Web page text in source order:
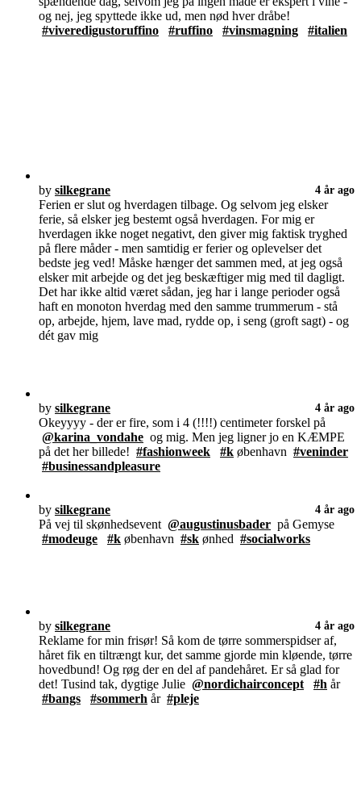
og nej, jeg spyttede ikke ud, men nød hver dråbe!
#viveredigustoruffino
#ruffino #vinsmagning #italien
by silkegrane 4 år ago
Ferien er slut og hverdagen tilbage. Og selvom jeg elsker
ferie, så elsker jeg bestemt også hverdagen. For mig er
hverdagen ikke noget negativt, den giver mig faktisk tryghed
på flere måder - men samtidig er ferier og oplevelser det
bedste jeg ved! Måske hænger det sammen med, at jeg også
elsker mit arbejde og det jeg beskæftiger mig med til dagligt.
Det har ikke altid været sådan, jeg har i lange perioder også
haft en monoton hverdag med den samme trummerum - stå
op, arbejde, hjem, lave mad, rydde op, i seng (groft sagt) - og
dét gav mig
by silkegrane 4 år ago
Okeyyyy - der er fire, som i 4 (!!!!) centimeter forskel på
@karina_vondahe og mig. Men jeg ligner jo en KÆMPE
på det her billede! #fashionweek #k øbenhavn #veninder
#businessandpleasure
by silkegrane 4 år ago
På vej til skønhedsevent @augustinusbader på Gemyse
#modeuge
#k øbenhavn #sk ønhed #socialworks
by silkegrane 4 år ago
Reklame for min frisør! Så kom de tørre sommerspidser af,
håret fik en tiltrængt kur, det samme gjorde min kløende, tørre
hovedbund! Og røg der en del af pandehåret. Er så glad for
det! Tusind tak, dygtige Julie @nordichairconcept #h år
#bangs
#sommerh år #pleje